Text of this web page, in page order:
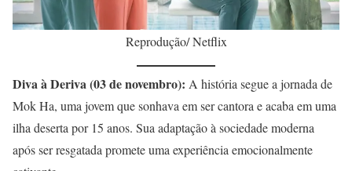
Reprodução/ Netflix
Diva à Deriva (03 de novembro): A história segue a jornada de
Mok Ha, uma jovem que sonhava em ser cantora e acaba em uma
ilha deserta por 15 anos. Sua adaptação à sociedade moderna
após ser resgatada promete uma experiência emocionalmente